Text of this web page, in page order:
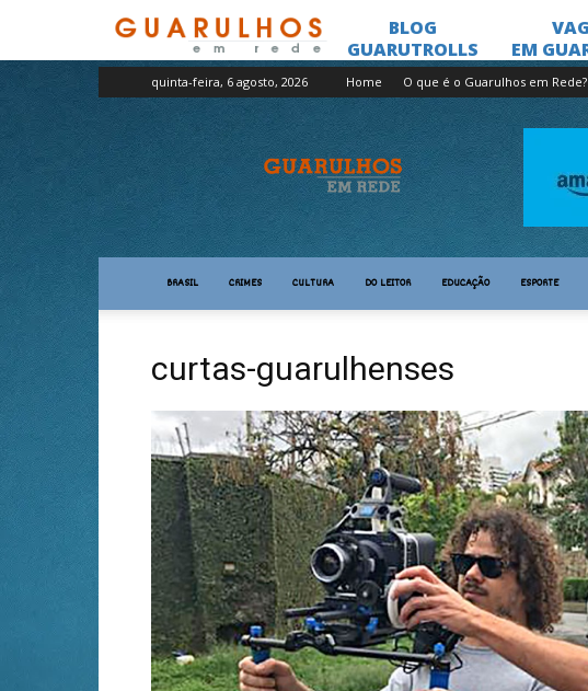
quinta-feira, 6 agosto, 2026 Home O que é o Guarulhos em Rede?
Guarulhos
em
Rede
BRASIL CRIMES CULTURA DO LEITOR EDUCAÇÃO ESPORTE
curtas-guarulhenses